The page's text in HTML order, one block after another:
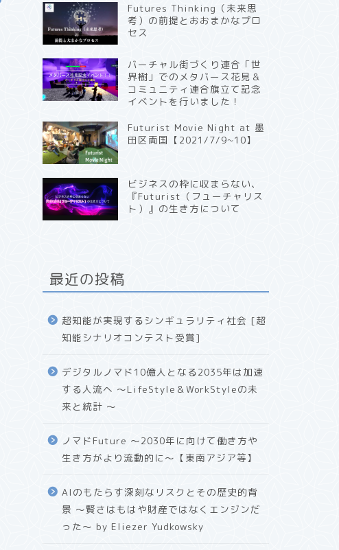
Futures Thinking（未来思
考）の前提とおおまかなプロ
セス
バーチャル街づくり連合「世
界樹」でのメタバース花見＆
コミュニティ連合旗立て記念
イベントを行いました！
Futurist Movie Night at 墨
田区両国【2021/7/9~10】
ビジネスの枠に収まらない、
『Futurist（フューチャリス
ト）』の生き方について
最近の投稿
超知能が実現するシンギュラリティ社会 [超
知能シナリオコンテスト受賞]
デジタルノマド10億人となる2035年は加速
する人流へ 〜LifeStyle＆WorkStyleの未
来と統計 〜
ノマドFuture 〜2030年に向けて働き方や
生き方がより流動的に〜【東南アジア等】
AIのもたらす深刻なリスクとその歴史的背
景 〜賢さはもはや財産ではなくエンジンだ
った〜 by Eliezer Yudkowsky